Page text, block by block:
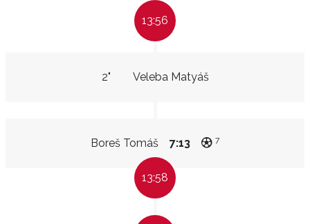
13:56
Veleba Matyáš
2"
Boreš Tomáš 7:13 7
13:58